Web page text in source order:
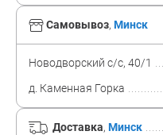
Самовывоз, Минск
Новодворский с/с, 40/1
д. Каменная Горка
Доставка, Минск